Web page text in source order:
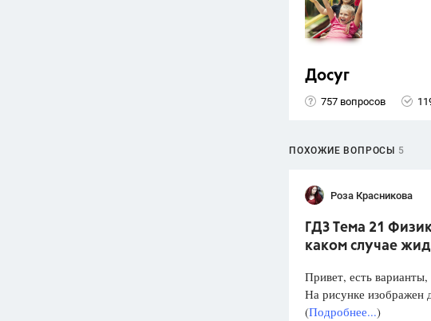
Досуг
757 вопросов
ПОХОЖИЕ ВОПРОСЫ 5
Роза Красникова
ГДЗ Тема 21
каком случае
Привет, есть варианты,
На рисунке изображен
(Подробнее...)